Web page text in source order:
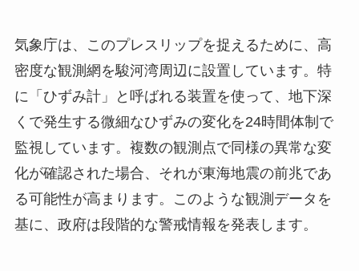
気象庁は、このプレスリップを捉えるために、高
密度な観測網を駿河湾周辺に設置しています。特
に「ひずみ計」と呼ばれる装置を使って、地下深
くで発生する微細なひずみの変化を24時間体制で
監視しています。複数の観測点で同様の異常な変
化が確認された場合、それが東海地震の前兆であ
る可能性が高まります。このような観測データを
基に、政府は段階的な警戒情報を発表します。